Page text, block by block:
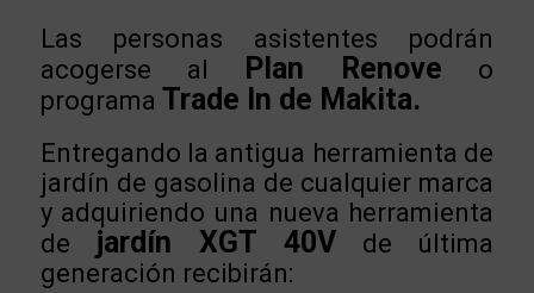
Las personas asistentes podrán
acogerse al
Plan Renove o
programa Trade In de Makita.
Entregando la antigua herramienta de
jardín de gasolina de cualquier marca
y adquiriendo una nueva herramienta
de jardín XGT 40V de última
generación recibirán: